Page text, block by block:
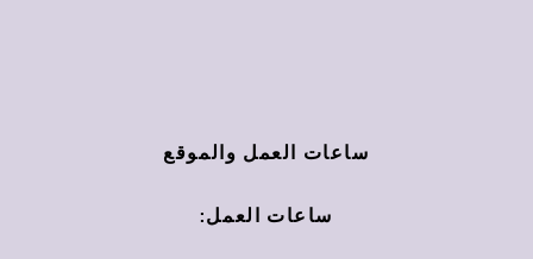
ساعات العمل والموقع
ساعات العمل: